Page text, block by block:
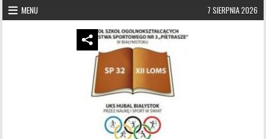
Skip to content
MENU 7 SIERPNIA 2026